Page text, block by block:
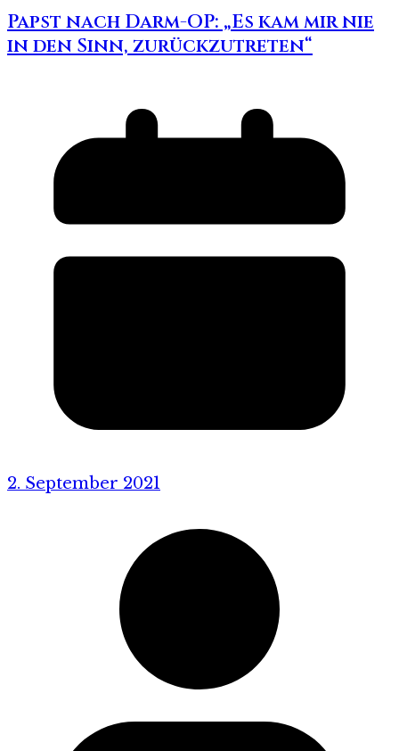
Papst nach Darm-OP: „Es kam mir nie
in den Sinn, zurückzutreten“
2. September 2021